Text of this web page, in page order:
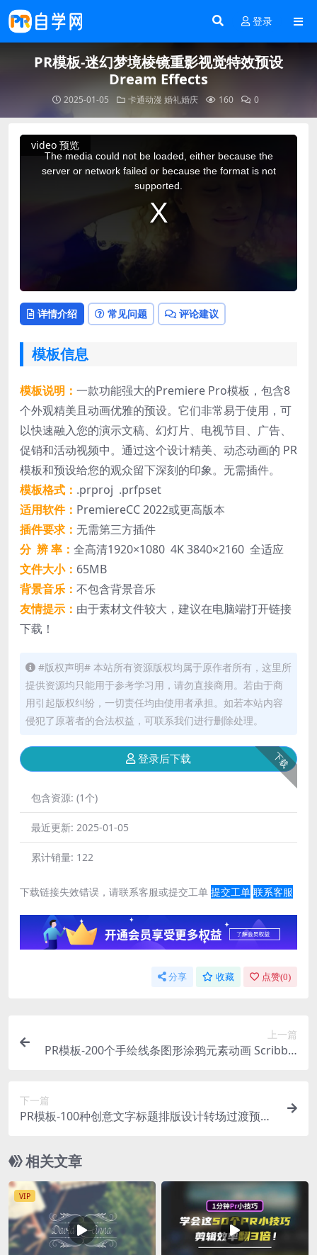
登录
PR模板-迷幻梦境棱镜重影视觉特效预设
Dream Effects
2025-01-05 卡通动漫 婚礼婚庆 160 0
video 预览
This
The media could not be loaded, either because the
server or network failed or because the format is not
supported.
详情介绍 常见问题 评论建议
模板信息
模板说明： 一款功能强大的Premiere Pro模板，包含8
个外观精美且动画优雅的预设。它们非常易于使用，可
以快速融入您的演示文稿、幻灯片、电视节目、广告、
促销和活动视频中。通过这个设计精美、动态动画的 PR
模板和预设给您的观众留下深刻的印象。无需插件。
模板格式： .prproj .prfpset
适用软件： PremiereCC 2022或更高版本
插件要求： 无需第三方插件
分 辨 率： 全高清1920×1080 4K 3840×2160 全适应
文件大小： 65MB
背景音乐： 不包含背景音乐
友情提示： 由于素材文件较大，建议在电脑端打开链接
下载！
#版权声明# 本站所有资源版权均属于原作者所有，这里所
提供资源均只能用于参考学习用，请勿直接商用。若由于商
用引起版权纠纷，一切责任均由使用者承担。如若本站内容
侵犯了原著者的合法权益，可联系我们进行删除处理。
下载
登录后下载
包含资源: (1个)
最近更新: 2025-01-05
累计销量: 122
下载链接失效错误，请联系客服或提交工单 提交工单 联系客服
分享 收藏 点赞(0)
上一篇
PR模板-200个手绘线条图形涂鸦元素动画 Scribble
下一篇
PR模板-100种创意文字标题排版设计转场过渡预设
相关文章
VIP